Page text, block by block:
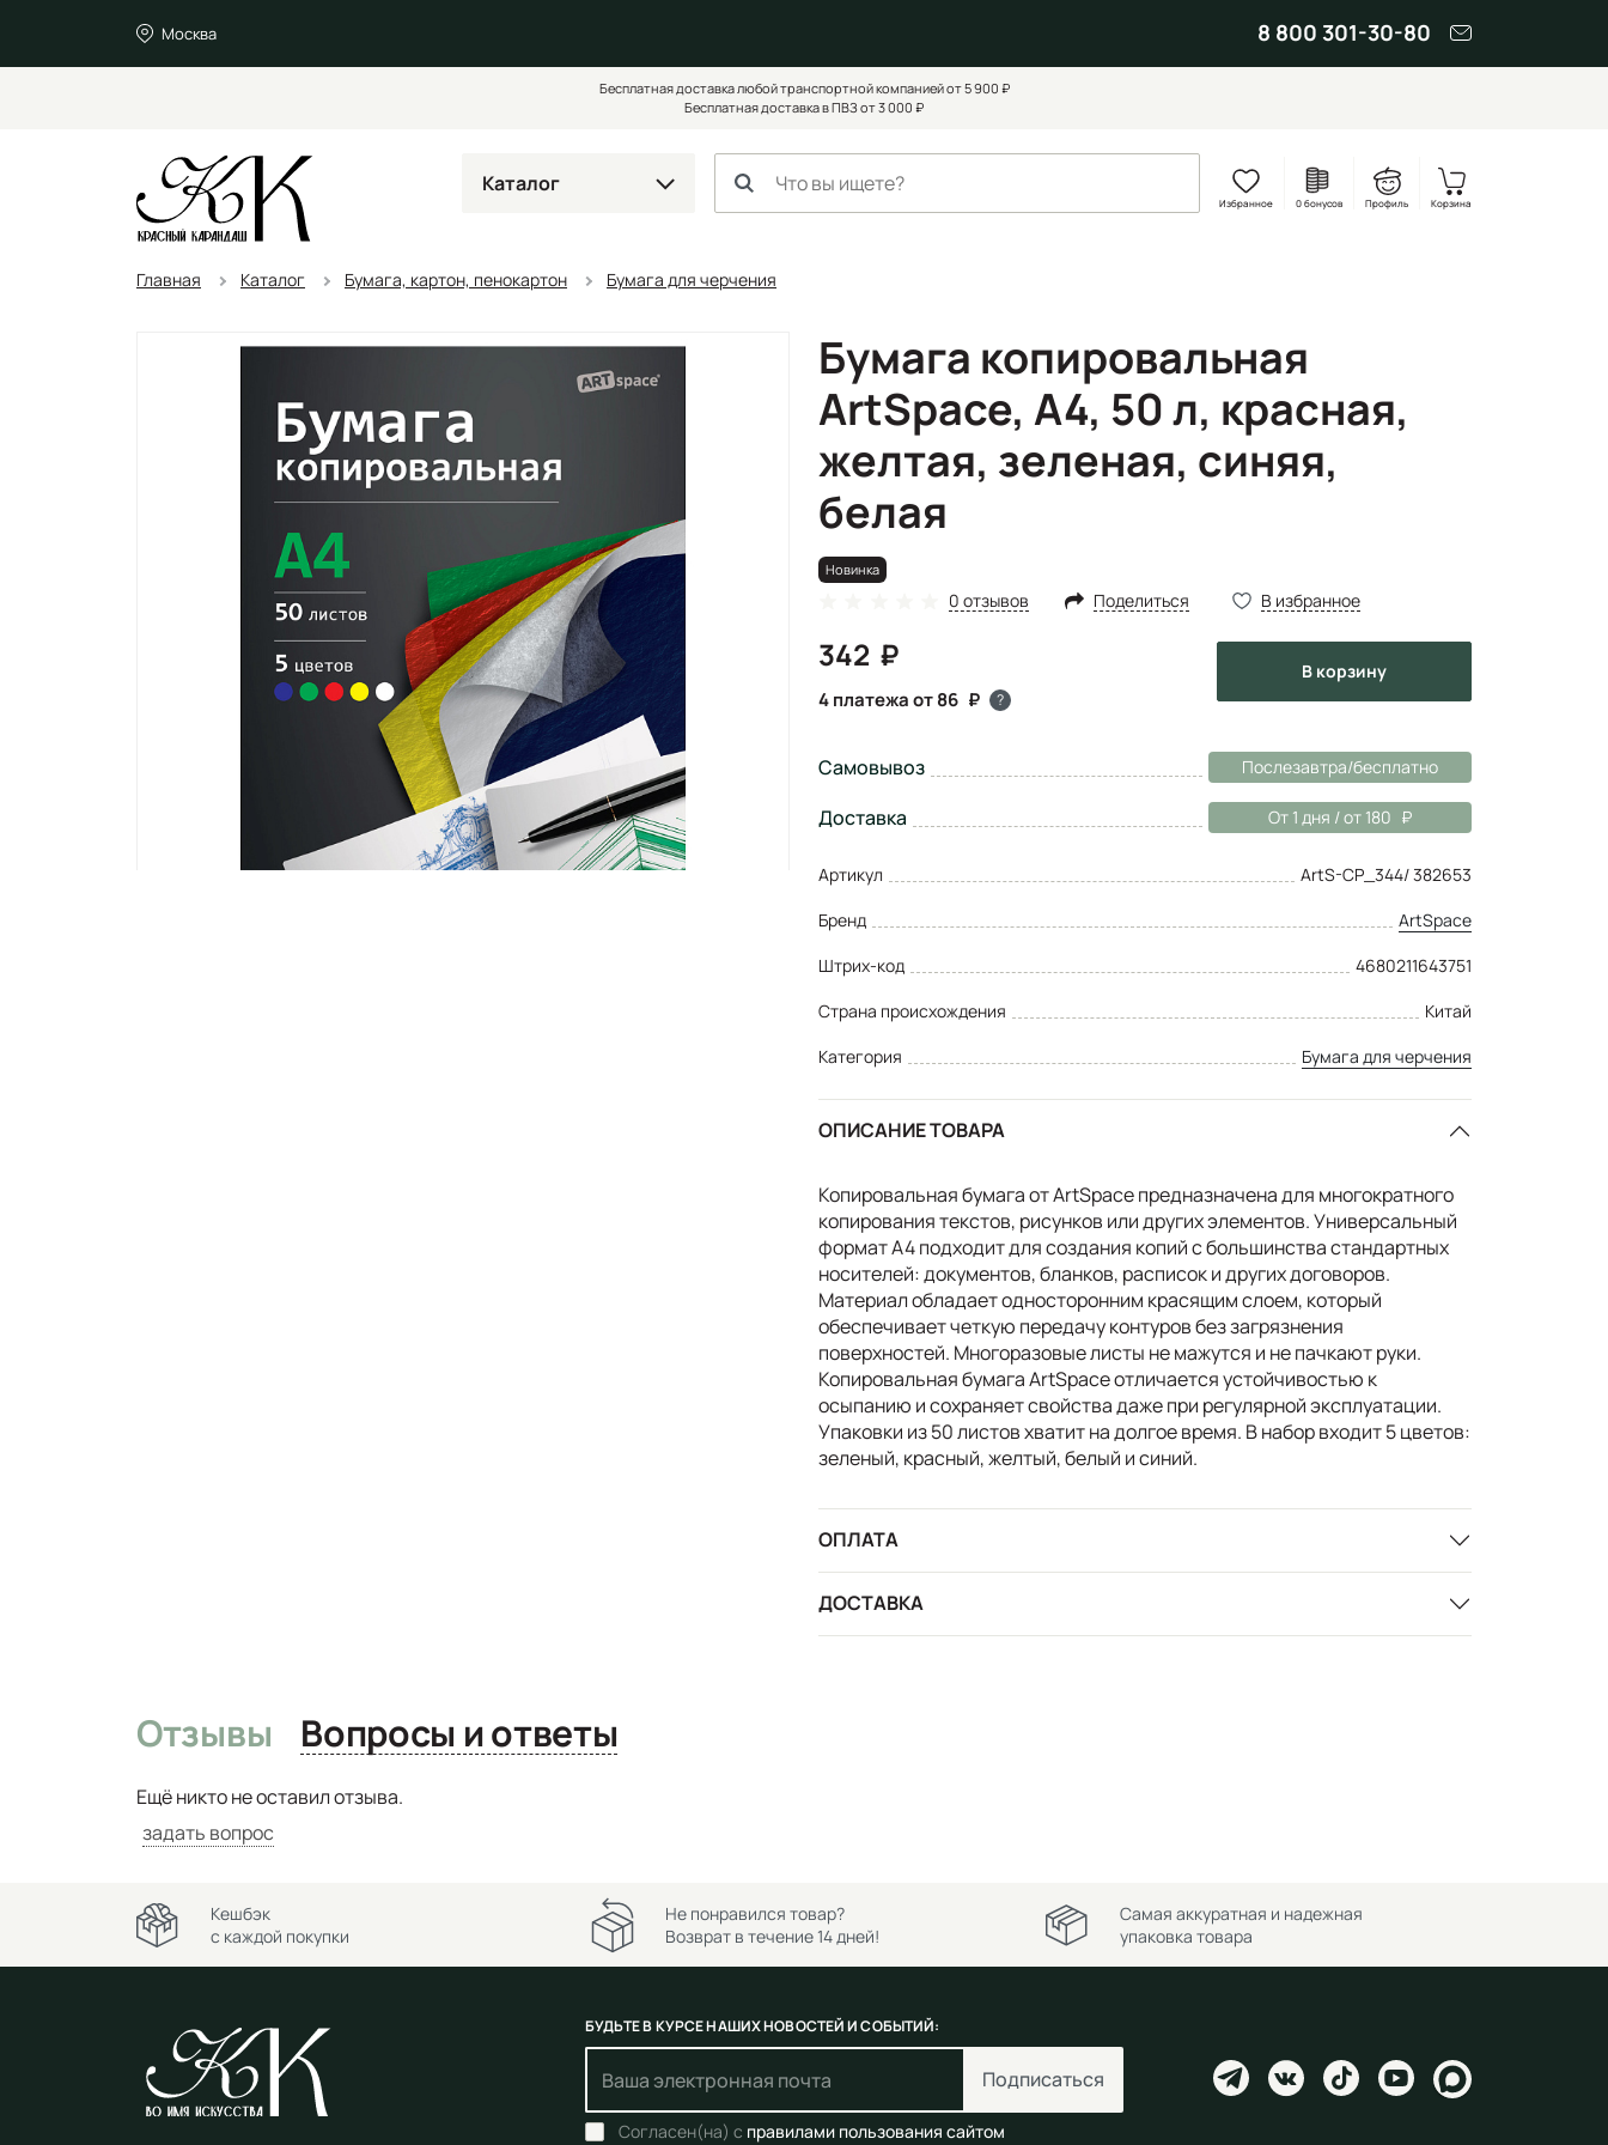
Москва 8 800 301-30-80
Бесплатная доставка любой транспортной компанией от 5 900 ₽
Бесплатная доставка в ПВЗ от 3 000 ₽
Каталог
Избранное 0 бонусов Профиль Корзина
Главная Каталог Бумага, картон, пенокартон Бумага для черчения
Бумага копировальная
ArtSpace, А4, 50 л, красная,
желтая, зеленая, синяя,
белая
Новинка
0 отзывов Поделиться В избранное
342
4 платежа от 86 ?
в корзину
Самовывоз Послезавтра/бесплатно
Доставка От 1 дня / от 180
Артикул
ArtS-CP_344/ 382653
Бренд
ArtSpace
Штрих-код
4680211643751
Страна происхождения
Китай
Категория
Бумага для черчения
ОПИСАНИЕ ТОВАРА
Копировальная бумага от ArtSpace предназначена для многократного
копирования текстов, рисунков или других элементов. Универсальный
формат А4 подходит для создания копий с большинства стандартных
носителей: документов, бланков, расписок и других договоров.
Материал обладает односторонним красящим слоем, который
обеспечивает четкую передачу контуров без загрязнения
поверхностей. Многоразовые листы не мажутся и не пачкают руки.
Копировальная бумага ArtSpace отличается устойчивостью к
осыпанию и сохраняет свойства даже при регулярной эксплуатации.
Упаковки из 50 листов хватит на долгое время. В набор входит 5 цветов:
зеленый, красный, желтый, белый и синий.
ОПЛАТА
ДОСТАВКА
Отзывы Вопросы и ответы
Ещё никто не оставил отзыва.
задать вопрос
Кешбэк
с каждой покупки
Не понравился товар?
Возврат в течение 14 дней!
Самая аккуратная и надежная
упаковка товара
БУДЬТЕ В КУРСЕ НАШИХ НОВОСТЕЙ И СОБЫТИЙ:
Подписаться
Согласен(на) с правилами пользования сайтом